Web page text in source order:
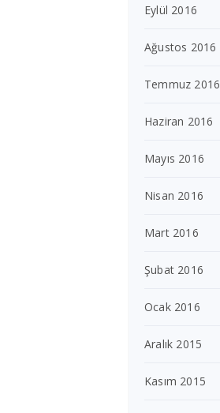
Eylül 2016
Ağustos 2016
Temmuz 2016
Haziran 2016
Mayıs 2016
Nisan 2016
Mart 2016
Şubat 2016
Ocak 2016
Aralık 2015
Kasım 2015